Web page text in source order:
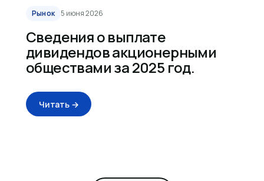
Рынок 5 июня 2026
Сведения о выплате
дивидендов акционерными
обществами за 2025 год.
Читать →